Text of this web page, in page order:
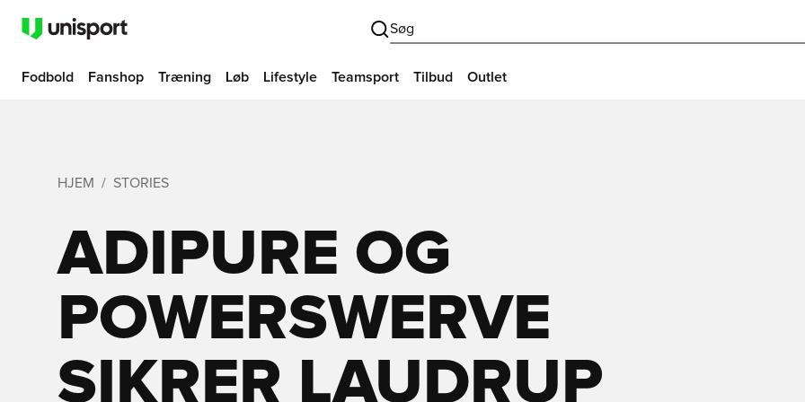
Søg
Fodbold Fanshop Træning Løb Lifestyle Teamsport Tilbud Outlet
HJEM STORIES
ADIPURE OG
POWERSWERVE
SIKRER LAUDRUP